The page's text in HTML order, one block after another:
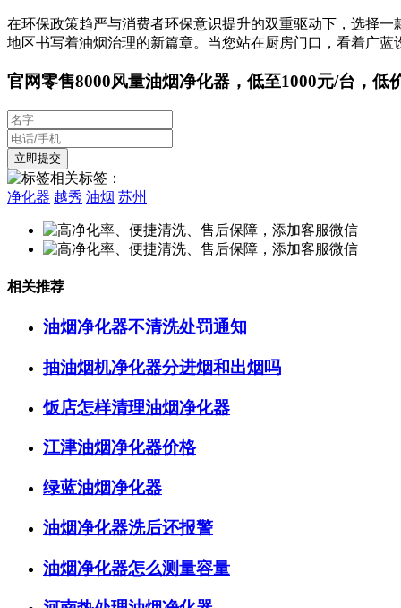
在环保政策趋严与消费者环保意识提升的双重驱动下，选择
地区书写着油烟治理的新篇章。当您站在厨房门口，看着广
官网零售8000风量油烟净化器，低至1000元/台，低
相关标签：
净化器 越秀 油烟 苏州
相关推荐
油烟净化器不清洗处罚通知
抽油烟机净化器分进烟和出烟吗
饭店怎样清理油烟净化器
江津油烟净化器价格
绿蓝油烟净化器
油烟净化器洗后还报警
油烟净化器怎么测量容量